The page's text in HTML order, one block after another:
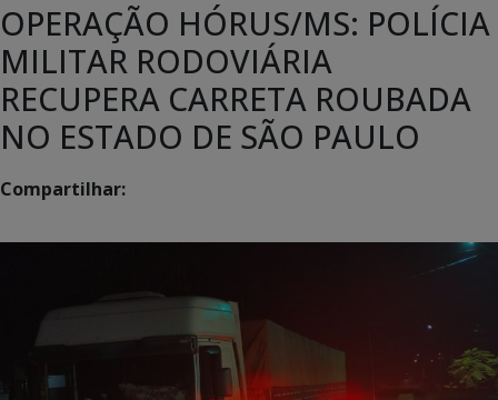
OPERAÇÃO HÓRUS/MS: POLÍCIA
MILITAR RODOVIÁRIA
RECUPERA CARRETA ROUBADA
NO ESTADO DE SÃO PAULO
Compartilhar: